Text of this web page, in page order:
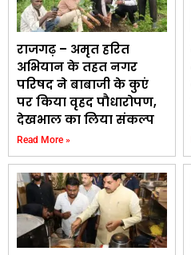
राजगढ़ – अमृत हरित
अभियान के तहत नगर
परिषद ने बाबाजी के कुएं
पर किया वृहद पौधारोपण,
देखभाल का लिया संकल्प
Read More »